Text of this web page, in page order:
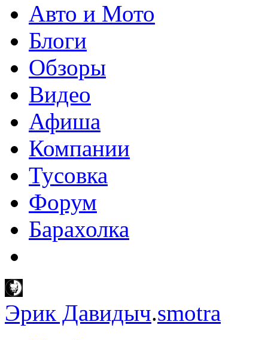
Авто и Мото
Блоги
Обзоры
Видео
Афиша
Компании
Тусовка
Форум
Барахолка
Эрик Давидыч.smotra